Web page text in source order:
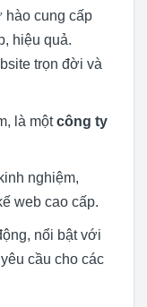
hào cung cấp
hiệu quả.
trọn đời và
là mộtcông ty
nghiệm,
web cao cấp.
nổi bật với
cầu cho các